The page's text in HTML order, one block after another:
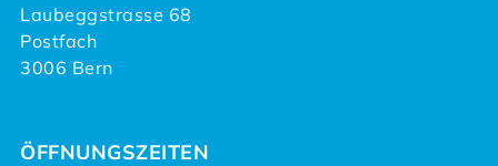
Laubeggstrasse 68
Postfach
3006 Bern
ÖFFNUNGSZEITEN